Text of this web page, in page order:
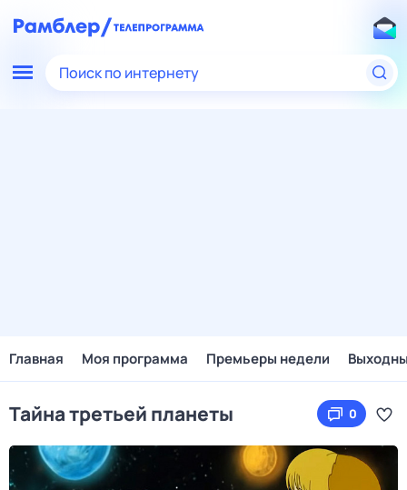
Поиск по интернету
Главная Моя программа Премьеры недели
Тайна третьей планеты 0